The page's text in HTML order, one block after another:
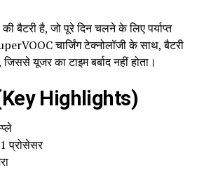
बैटरी है, जो पूरे दिन चलने के लिए पर्याप्त
चार्जिंग टेक्नोलॉजी के साथ, बैटरी
यूजर का टाइम बर्बाद नहीं होता।
Highlights)
प्रोसेसर